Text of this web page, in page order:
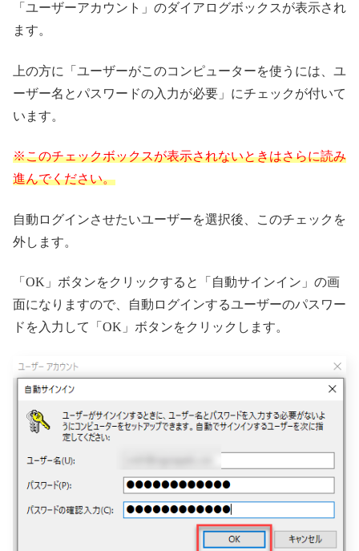
「ユーザーアカウント」のダイアログボックスが表示され
ます。
上の方に「ユーザーがこのコンピューターを使うには、ユ
ーザー名とパスワードの入力が必要」にチェックが付いて
います。
※このチェックボックスが表示されないときはさらに読み
進んでください。
自動ログインさせたいユーザーを選択後、このチェックを
外します。
「OK」ボタンをクリックすると「自動サインイン」の画
面になりますので、自動ログインするユーザーのパスワー
ドを入力して「OK」ボタンをクリックします。